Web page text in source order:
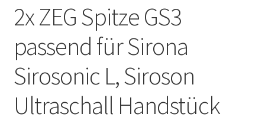
2x ZEG Spitze GS3
passend für Sirona
Sirosonic L, Siroson
Ultraschall Handstück